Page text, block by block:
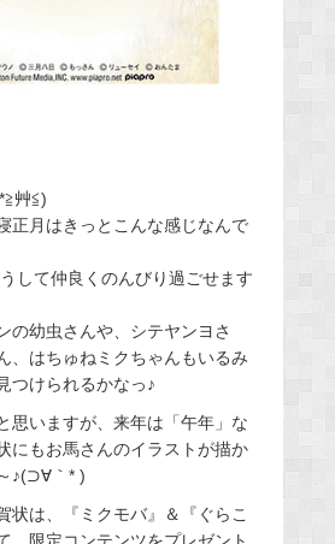
艸≦)
正月はきっとこんな感じなんで
して仲良くのんびり過ごせます
の幼虫さんや、シテヤンヨさ
、はちゅねミクちゃんもいるみ
つけられるかなっ♪
思いますが、来年は「午年」な
にもお馬さんのイラストが描か
♪(⊃∀｀* )
状は、『ミクモバ』＆『ぐらこ